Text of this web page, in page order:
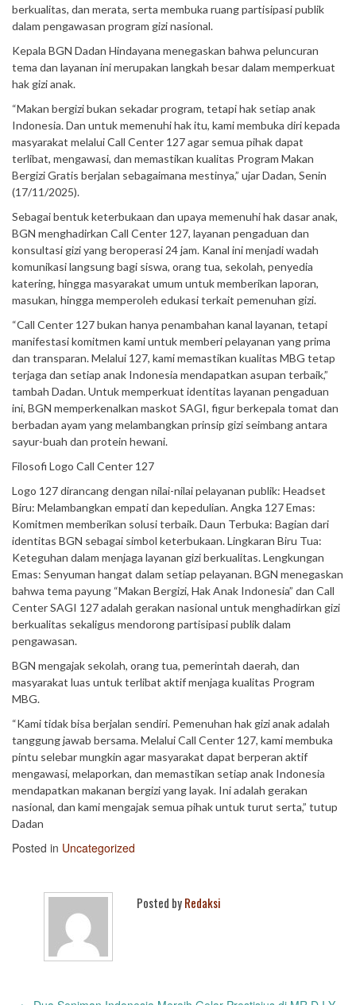
berkualitas, dan merata, serta membuka ruang partisipasi publik
dalam pengawasan program gizi nasional.
Kepala BGN Dadan Hindayana menegaskan bahwa peluncuran
tema dan layanan ini merupakan langkah besar dalam memperkuat
hak gizi anak.
“Makan bergizi bukan sekadar program, tetapi hak setiap anak
Indonesia. Dan untuk memenuhi hak itu, kami membuka diri kepada
masyarakat melalui Call Center 127 agar semua pihak dapat
terlibat, mengawasi, dan memastikan kualitas Program Makan
Bergizi Gratis berjalan sebagaimana mestinya,” ujar Dadan, Senin
(17/11/2025).
Sebagai bentuk keterbukaan dan upaya memenuhi hak dasar anak,
BGN menghadirkan Call Center 127, layanan pengaduan dan
konsultasi gizi yang beroperasi 24 jam. Kanal ini menjadi wadah
komunikasi langsung bagi siswa, orang tua, sekolah, penyedia
katering, hingga masyarakat umum untuk memberikan laporan,
masukan, hingga memperoleh edukasi terkait pemenuhan gizi.
“Call Center 127 bukan hanya penambahan kanal layanan, tetapi
manifestasi komitmen kami untuk memberi pelayanan yang prima
dan transparan. Melalui 127, kami memastikan kualitas MBG tetap
terjaga dan setiap anak Indonesia mendapatkan asupan terbaik,”
tambah Dadan. Untuk memperkuat identitas layanan pengaduan
ini, BGN memperkenalkan maskot SAGI, figur berkepala tomat dan
berbadan ayam yang melambangkan prinsip gizi seimbang antara
sayur-buah dan protein hewani.
Filosofi Logo Call Center 127
Logo 127 dirancang dengan nilai-nilai pelayanan publik: Headset
Biru: Melambangkan empati dan kepedulian. Angka 127 Emas:
Komitmen memberikan solusi terbaik. Daun Terbuka: Bagian dari
identitas BGN sebagai simbol keterbukaan. Lingkaran Biru Tua:
Keteguhan dalam menjaga layanan gizi berkualitas. Lengkungan
Emas: Senyuman hangat dalam setiap pelayanan. BGN menegaskan
bahwa tema payung “Makan Bergizi, Hak Anak Indonesia” dan Call
Center SAGI 127 adalah gerakan nasional untuk menghadirkan gizi
berkualitas sekaligus mendorong partisipasi publik dalam
pengawasan.
BGN mengajak sekolah, orang tua, pemerintah daerah, dan
masyarakat luas untuk terlibat aktif menjaga kualitas Program
MBG.
“Kami tidak bisa berjalan sendiri. Pemenuhan hak gizi anak adalah
tanggung jawab bersama. Melalui Call Center 127, kami membuka
pintu selebar mungkin agar masyarakat dapat berperan aktif
mengawasi, melaporkan, dan memastikan setiap anak Indonesia
mendapatkan makanan bergizi yang layak. Ini adalah gerakan
nasional, dan kami mengajak semua pihak untuk turut serta,” tutup
Dadan
Posted in Uncategorized
Posted byRedaksi